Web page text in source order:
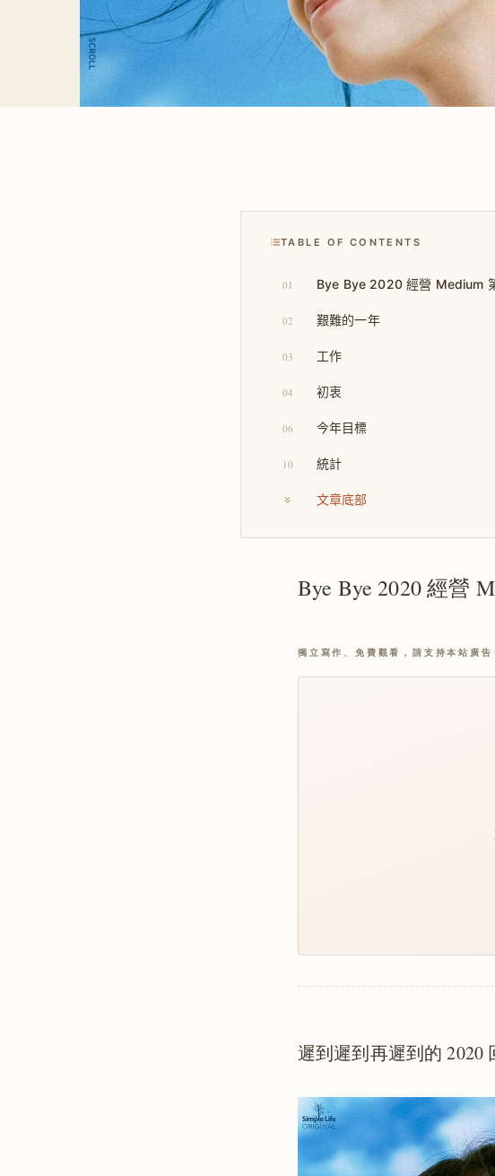
TABLE OF CONTENTS
01 Bye Bye 2020 經營 Medium
02 艱難的一年
03 工作
04 初衷
06 今年目標
10 統計
文章底部
Bye Bye 2020 經營
獨立寫作、免費觀看，請支持本站廣告
遲到遲到再遲到的 2020